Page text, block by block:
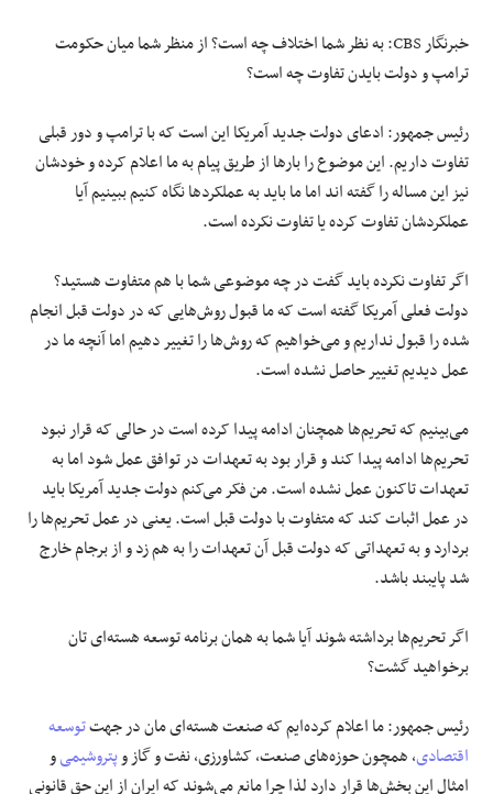
خبرنگار CBS: به نظر شما اختلاف چه است؟ از منظر شما میان حکومت
ترامپ و دولت بایدن تفاوت چه است؟
رئیس جمهور: ادعای دولت جدید آمریکا این است که با ترامپ و دور قبلی
تفاوت داریم. این موضوع را بارها از طریق پیام به ما اعلام کرده و خودشان
نیز این مساله را گفته اند اما ما باید به عملکردها نگاه کنیم ببینیم آیا
عملکردشان تفاوت کرده یا تفاوت نکرده است.
اگر تفاوت نکرده باید گفت در چه موضوعی شما با هم متفاوت هستید؟
دولت فعلی آمریکا گفته است که ما قبول روش‌هایی که در دولت قبل انجام
شده را قبول نداریم و می‌خواهیم که روش‌ها را تغییر دهیم اما آنچه ما در
عمل دیدیم تغییر حاصل نشده است.
می‌بینیم که تحریم‌ها همچنان ادامه پیدا کرده است در حالی که قرار نبود
تحریم‌ها ادامه پیدا کند و قرار بود به تعهدات در توافق عمل شود اما به
تعهدات تاکنون عمل نشده است. من فکر می‌کنم دولت جدید آمریکا باید
در عمل اثبات کند که متفاوت با دولت قبل است. یعنی در عمل تحریم‌ها را
بردارد و به تعهداتی که دولت قبل آن تعهدات را به هم زد و از برجام خارج
شد پایبند باشد.
اگر تحریم‌ها برداشته شوند آیا شما به همان برنامه توسعه هسته‌ای تان
برخواهید گشت؟
رئیس جمهور: ما اعلام کرده‌ایم که صنعت هسته‌ای مان در جهتتوسعه
اقتصادی، همچون حوزه‌های صنعت، کشاورزی، نفت و گاز وپتروشیمیو
امثال این بخش‌ها قرار دارد لذا چرا مانع می‌شوند که ایران از این حق قانونی